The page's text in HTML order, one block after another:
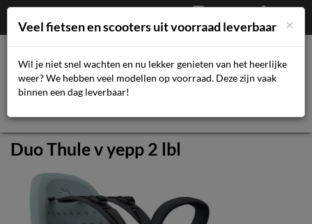
€0,00
Afrekenen
Mijn account
Duo Thule v yepp 2 lbl
×
Veel fietsen en scooters uit voorraad leverbaar
Wil je niet snel wachten en nu lekker genieten van het heerlijke
weer? We hebben veel modellen op voorraad. Deze zijn vaak
binnen een dag leverbaar!